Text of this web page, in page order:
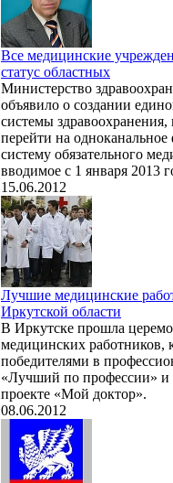
Все медицинские
статус областных
Министерство
объявило о создании
системы здравоохранения,
перейти на
систему обязательного
вводимое с 1 января 2013
15.06.2012
Лучшие медицинские
Иркутской области
В Иркутске прошла
медицинских работников,
победителями в
«Лучший по профессии» и
проекте «Мой доктор».
08.06.2012